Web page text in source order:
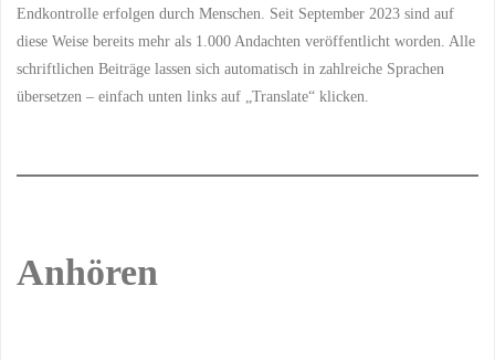
Endkontrolle erfolgen durch Menschen. Seit September 2023 sind auf
diese Weise bereits mehr als 1.000 Andachten veröffentlicht worden. Alle
schriftlichen Beiträge lassen sich automatisch in zahlreiche Sprachen
übersetzen – einfach unten links auf „Translate“ klicken.
Anhören